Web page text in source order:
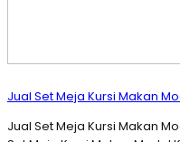
Jual Set Meja Kursi Makan
Jual Set Meja Kursi Makan